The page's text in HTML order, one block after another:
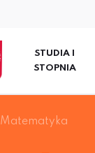
STUDIA I
STOPNIA
Matematyka